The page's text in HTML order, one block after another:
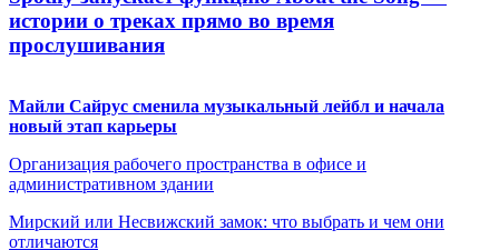
истории о треках прямо во время
прослушивания
Майли Сайрус сменила музыкальный лейбл и начала
новый этап карьеры
Организация рабочего пространства в офисе и
административном здании
Мирский или Несвижский замок: что выбрать и чем они
отличаются